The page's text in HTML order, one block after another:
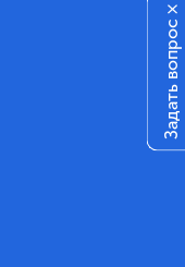
Задать вопрос
×